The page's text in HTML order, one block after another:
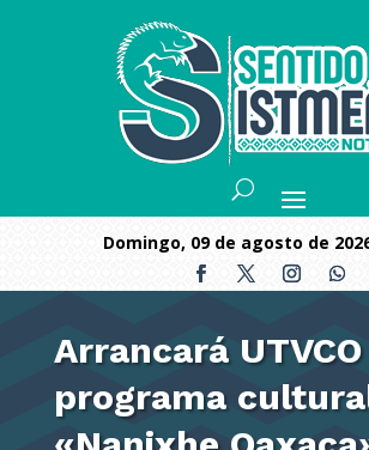
domingo, 09 de agosto de
Arrancará UTVCO
programa